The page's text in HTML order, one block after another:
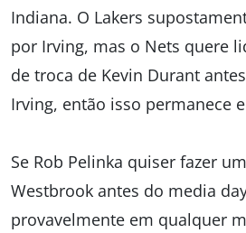
Indiana. O Lakers
por Irving, mas o Nets quere
de troca de Kevin Durant
Irving, então isso permanece
Se Rob Pelinka quiser fazer
Westbrook antes do media
provavelmente em qualquer